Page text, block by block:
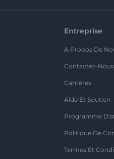
Entreprise
A Propos De
Contactez-Nous
Carrières
Aide Et Soutien
Programme
Politique De
Termes Et